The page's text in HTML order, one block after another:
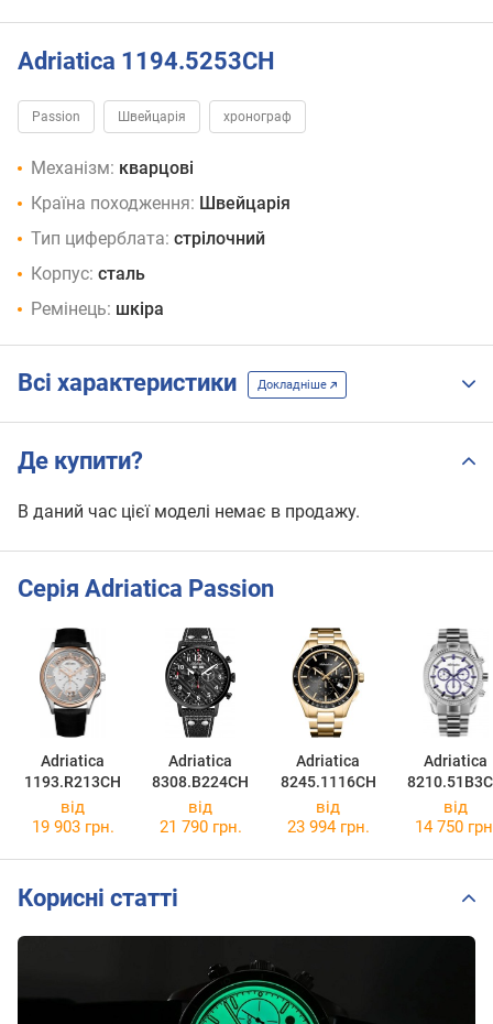
Adriatica 1194.5253CH
Passion Швейцарія хронограф
Механізм: кварцові
Країна походження: Швейцарія
Тип циферблата: стрілочний
Корпус: сталь
Ремінець: шкіра
Всі характеристики Докладніше
Де купити?
В даний час цієї моделі немає в продажу.
Серія Adriatica Passion
Adriatica
1193.R213CH
Adriatica
8308.B224CH
Adriatica
8245.1116CH
Adriatica
від
19 903 грн.
від
21 790 грн.
від
23 994 грн.
від
14 750
Корисні статті